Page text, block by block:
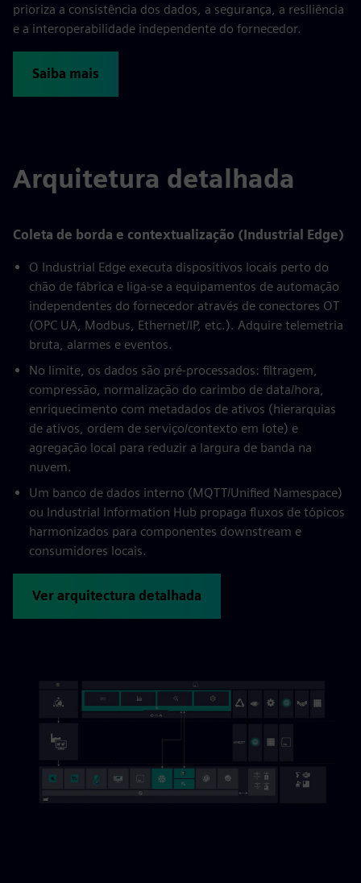
prioriza a consistência dos dados, a segurança, a resiliência
e a interoperabilidade independente do fornecedor.
Saiba mais
Arquitetura detalhada
Coleta de borda e contextualização (Industrial Edge)
O Industrial Edge executa dispositivos locais perto do
chão de fábrica e liga-se a equipamentos de automação
independentes do fornecedor através de conectores OT
(OPC UA, Modbus, Ethernet/IP, etc.). Adquire telemetria
bruta, alarmes e eventos.
No limite, os dados são pré-processados: filtragem,
compressão, normalização do carimbo de data/hora,
enriquecimento com metadados de ativos (hierarquias
de ativos, ordem de serviço/contexto em lote) e
agregação local para reduzir a largura de banda na
nuvem.
Um banco de dados interno (MQTT/Unified Namespace)
ou Industrial Information Hub propaga fluxos de tópicos
harmonizados para componentes downstream e
consumidores locais.
Ver arquitectura detalhada